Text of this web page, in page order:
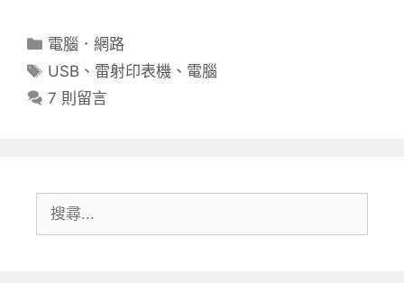
分
類
電腦．網路
標
籤
USB 、 雷射印表機 、 電腦
7 則留言
尋: